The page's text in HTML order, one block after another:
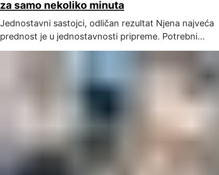
za samo nekoliko minuta
Jednostavni sastojci, odličan rezultat Njena najveća
prednost je u jednostavnosti pripreme. Potrebni...